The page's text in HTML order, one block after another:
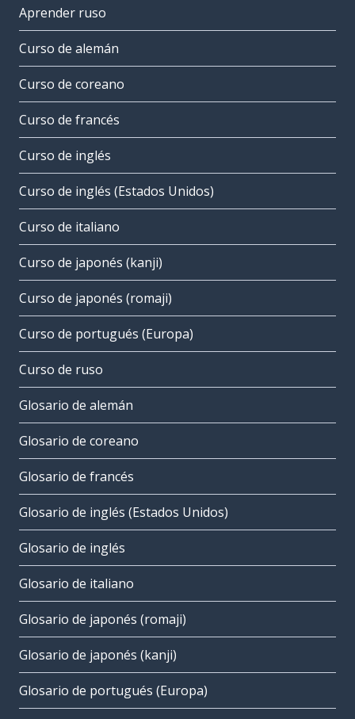
Aprender ruso
Curso de alemán
Curso de coreano
Curso de francés
Curso de inglés
Curso de inglés (Estados Unidos)
Curso de italiano
Curso de japonés (kanji)
Curso de japonés (romaji)
Curso de portugués (Europa)
Curso de ruso
Glosario de alemán
Glosario de coreano
Glosario de francés
Glosario de inglés (Estados Unidos)
Glosario de inglés
Glosario de italiano
Glosario de japonés (romaji)
Glosario de japonés (kanji)
Glosario de portugués (Europa)